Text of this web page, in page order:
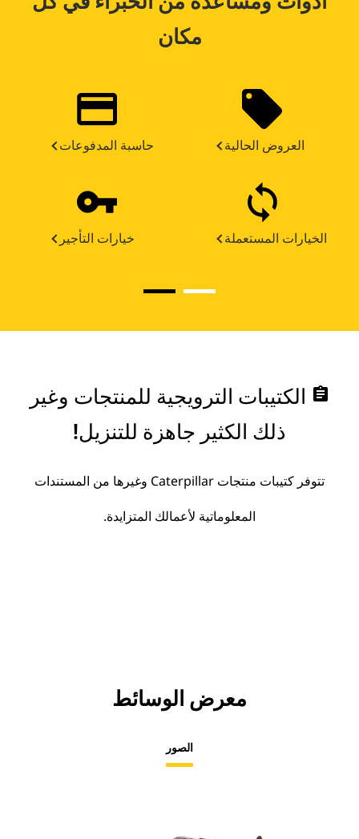
مكان
حاسبة المدفوعات العروض الحالية
خيارات التأجير الخيارات المستعملة
assignment الكتيبات الترويجية للمنتجات وغير
ذلك الكثير جاهزة للتنزيل!
تتوفر كتيبات منتجات Caterpillar وغيرها من المستندات
المعلوماتية لأعمالك المتزايدة.
معرض الوسائط
الصور